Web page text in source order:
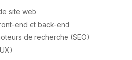
site web
end et back-end
de recherche (SEO)